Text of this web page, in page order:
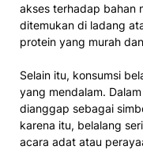
akses terhadap bahan
ditemukan di ladang
protein yang murah
Selain itu, konsumsi
yang mendalam.
dianggap sebagai
karena itu, belalang
acara adat atau